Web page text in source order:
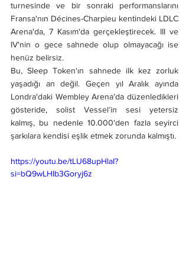
turnesinde ve bir sonraki performanslarını
Fransa'nın Décines-Charpieu kentindeki LDLC
Arena'da, 7 Kasım'da gerçekleştirecek. III ve
IV'nin o gece sahnede olup olmayacağı ise
henüz belirsiz.
Bu, Sleep Token'ın sahnede ilk kez zorluk
yaşadığı an değil. Geçen yıl Aralık ayında
Londra'daki Wembley Arena’da düzenledikleri
gösteride, solist Vessel’in sesi yetersiz
kalmış, bu nedenle 10.000'den fazla seyirci
şarkılara kendisi eşlik etmek zorunda kalmıştı.
https://youtu.be/tLU68upHlaI?
si=bQ9wLHIb3Goryj6z